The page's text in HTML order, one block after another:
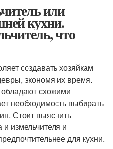
или
кухни.
что
создавать хозяйкам
экономя их время.
схожими
необходимость выбирать
Стоит выяснить
измельчителя и
для кухни.